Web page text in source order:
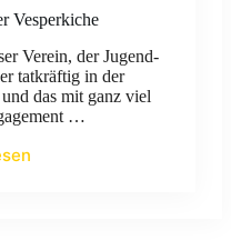
Vesperkiche
Verein, der Jugend-
tatkräftig in der
das mit ganz viel
…